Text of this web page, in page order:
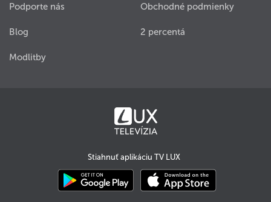
Podporte nás
Blog
Modlitby
Obchodné podmienky
2 percentá
Stiahnuť aplikáciu TV LUX